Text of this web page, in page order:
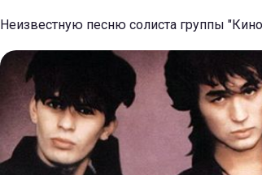
Неизвестную песню солиста группы